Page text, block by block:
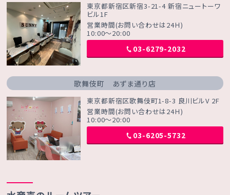
東京都新宿区新宿3-21-4 新宿ニュートーワ
ビル1F
営業時間(お問い合わせは24Ｈ)
10:00～20:00
03-6279-2032
歌舞伎町 あずま通り店
東京都新宿区歌舞伎町1-8-3 良川ビルV 2F
営業時間(お問い合わせは24Ｈ)
10:00～20:00
03-6205-5732